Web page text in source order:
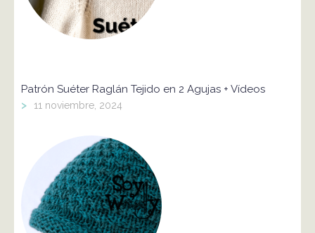
Patrón Suéter Raglán Tejido en 2 Agujas + Vídeos
> 11 noviembre, 2024